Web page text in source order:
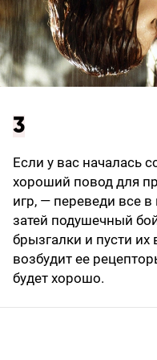
3
Если у вас началась
хороший повод для
игр, — переведи все
затей подушечный
брызгалки и пусти
возбудит ее
будет хорошо.